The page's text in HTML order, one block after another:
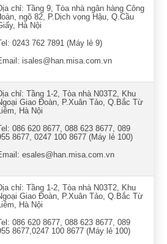
chỉ: Tầng 9, Tòa nhà ngân hàng Công
ngõ 82, P.Dịch vọng Hậu, Q.Cầu
Hà Nội
Tel: 0243 762 7891 (Máy lẻ 9)
isales@han.misa.com.vn
chỉ: Tầng 1-2, Tòa nhà N03T2, Khu
Giao Đoàn, P.Xuân Tảo, Q.Bắc Từ
Hà Nội
Tel: 086 620 8677, 088 623 8677, 089
8677, 0247 100 8677 (Máy lẻ 100)
esales@han.misa.com.vn
chỉ: Tầng 1-2, Tòa nhà N03T2, Khu
Giao Đoàn, P.Xuân Tảo, Q.Bắc Từ
Hà Nội
Tel: 086 620 8677, 088 623 8677, 089
8677,0247 100 8677 (Máy lẻ 100)